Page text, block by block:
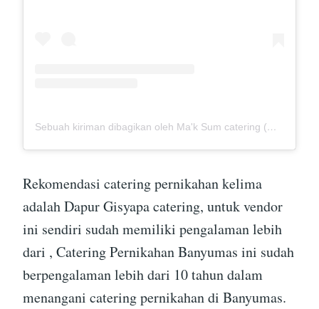
Sebuah kiriman dibagikan oleh Ma'k Sum catering (@mak_sumcatering)
Rekomendasi catering pernikahan kelima
adalah Dapur Gisyapa catering, untuk vendor
ini sendiri sudah memiliki pengalaman lebih
dari , Catering Pernikahan Banyumas ini sudah
berpengalaman lebih dari 10 tahun dalam
menangani catering pernikahan di Banyumas.